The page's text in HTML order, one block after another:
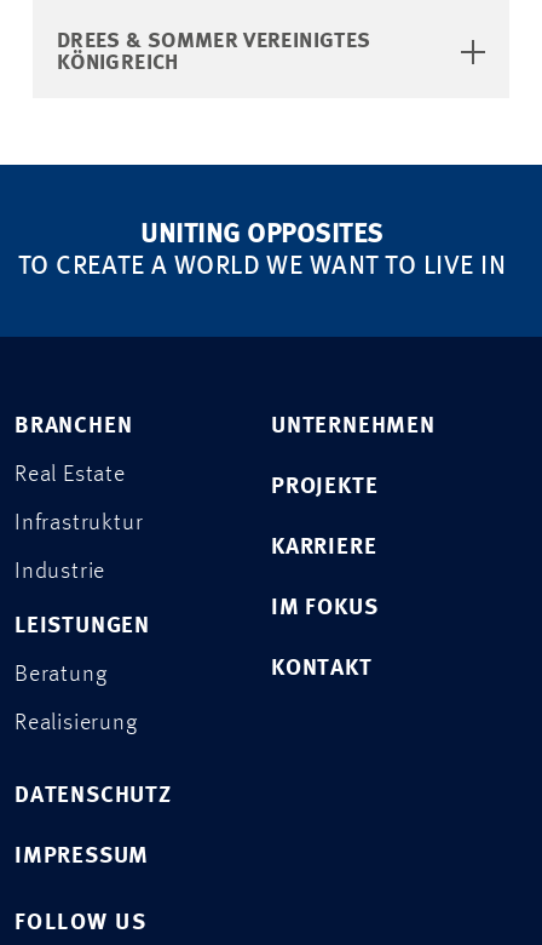
DREES & SOMMER VEREINIGTES
KÖNIGREICH
UNITING OPPOSITES
TO CREATE A WORLD WE WANT TO LIVE IN
BRANCHEN
Real Estate
Infrastruktur
Industrie
LEISTUNGEN
Beratung
Realisierung
UNTERNEHMEN
PROJEKTE
KARRIERE
IM FOKUS
KONTAKT
DATENSCHUTZ
IMPRESSUM
FOLLOW US